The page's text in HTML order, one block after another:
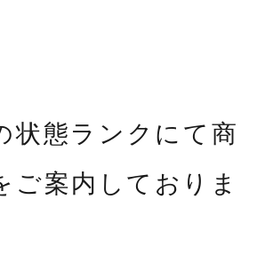
状態ランクにて商
ご案内しておりま